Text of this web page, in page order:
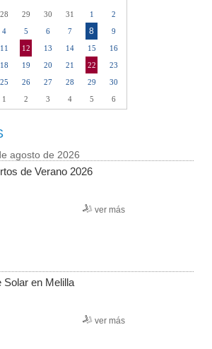
28 29 30 31 1
2
4 5 6 7 8
9
11 12 13 14 15
16
18 19 20 21 22
23
25 26 27 28 29
30
1 2 3 4 5 6
agosto de 2026
de Verano 2026
ver más
Solar en Melilla
ver más